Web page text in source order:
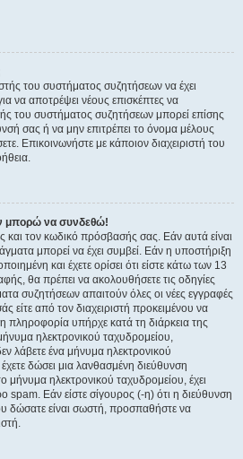
του συστήματος συζητήσεων να έχει
να αποτρέψει νέους επισκέπτες να
του συστήματος συζητήσεων μπορεί επίσης
σας ή να μην επιτρέπει το όνομα μέλους
Επικοινωνήστε με κάποιον διαχειριστή του
μπορώ να συνδεθώ!
και τον κωδικό πρόσβασής σας. Εάν αυτά είναι
μπορεί να έχει συμβεί. Εάν η υποστήριξη
και έχετε ορίσει ότι είστε κάτω των 13
θα πρέπει να ακολουθήσετε τις οδηγίες
συζητήσεων απαιτούν όλες οι νέες εγγραφές
είτε από τον διαχειριστή προκειμένου να
πληροφορία υπήρχε κατά τη διάρκεια της
ηλεκτρονικού ταχυδρομείου,
λάβετε ένα μήνυμα ηλεκτρονικού
δώσει μια λανθασμένη διεύθυνση
μήνυμα ηλεκτρονικού ταχυδρομείου, έχει
spam. Εάν είστε σίγουρος (-η) ότι η διεύθυνση
δώσατε είναι σωστή, προσπαθήστε να